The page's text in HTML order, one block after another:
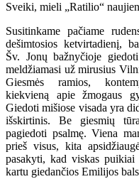
Sveiki, mieli „Ratilio“
Susitinkame pačiame
dešimtosios ketvirtadienį,
Šv. Jonų bažnyčioje
meldžiamasi už mirusius
Giesmės ramios,
kiekvieną apie žmogaus
Giedoti mišiose visada yra
išskirtinis. Be giesmių
pagiedoti psalmę. Viena
prieš visus, kita
pasakyti, kad viskas
kartu giedančios Emilijos